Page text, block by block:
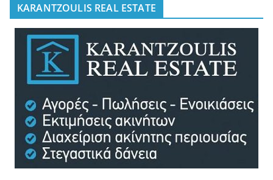
KARANTZOULIS REAL ESTATE